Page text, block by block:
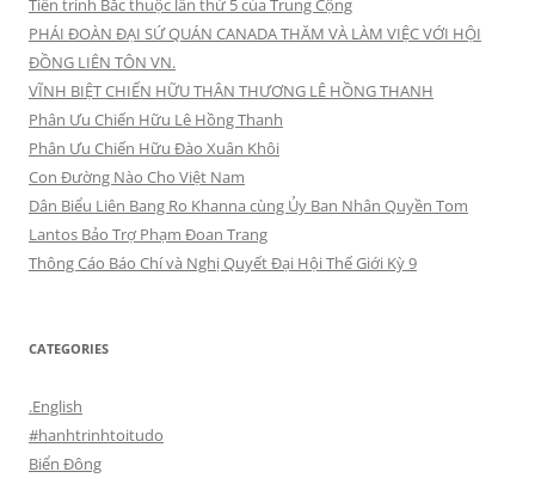
Tiến trình Bắc thuộc lần thứ 5 của Trung Cộng
PHÁI ĐOÀN ĐẠI SỨ QUÁN CANADA THĂM VÀ LÀM VIỆC VỚI HỘI
ĐỒNG LIÊN TÔN VN.
VĨNH BIỆT CHIẾN HỮU THÂN THƯƠNG LÊ HỒNG THANH
Phân Ưu Chiến Hữu Lê Hồng Thanh
Phân Ưu Chiến Hữu Đào Xuân Khôi
Con Đường Nào Cho Việt Nam
Dân Biểu Liên Bang Ro Khanna cùng Ủy Ban Nhân Quyền Tom
Lantos Bảo Trợ Phạm Đoan Trang
Thông Cáo Báo Chí và Nghị Quyết Đại Hội Thế Giới Kỳ 9
CATEGORIES
.English
#hanhtrinhtoitudo
Biển Đông